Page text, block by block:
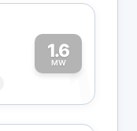
1.6
MW1